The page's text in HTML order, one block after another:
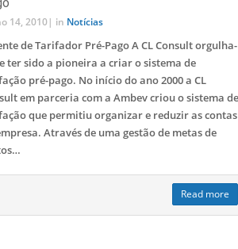
14, 2010 | in Notícias
de Tarifador Pré-Pago A CL Consult orgulha-
ter sido a pioneira a criar o sistema de
pré-pago. No início do ano 2000 a CL
em parceria com a Ambev criou o sistema de
que permitiu organizar e reduzir as contas
Através de uma gestão de metas de
Read more